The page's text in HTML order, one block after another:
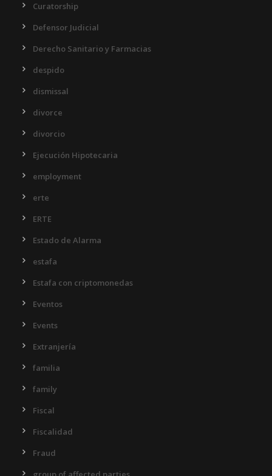
Curatorship
Defensor Judicial
Derecho Sanitario y Farmacias
despido
dismissal
divorce
divorcio
Ejecución Hipotecaria
employment
erte
ERTE
Estado de Alarma
estafa
Estafa con criptomonedas
Eventos
Events
Extranjería
familia
family
Fiscal
Fiscalidad
Fraud